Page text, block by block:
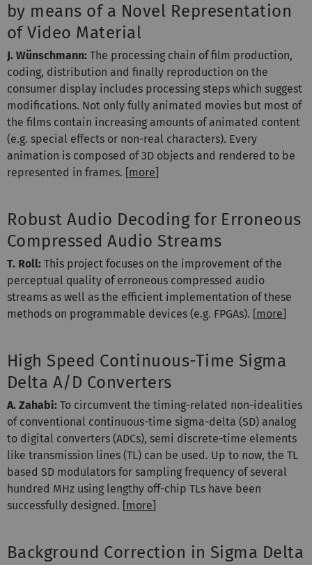
by means of a Novel Representation
of Video Material
J. Wünschmann: The processing chain of film production,
coding, distribution and finally reproduction on the
consumer display includes processing steps which suggest
modifications. Not only fully animated movies but most of
the films contain increasing amounts of animated content
(e.g. special effects or non-real characters). Every
animation is composed of 3D objects and rendered to be
represented in frames. [more]
Robust Audio Decoding for Erroneous
Compressed Audio Streams
T. Roll: This project focuses on the improvement of the
perceptual quality of erroneous compressed audio
streams as well as the efficient implementation of these
methods on programmable devices (e.g. FPGAs). [more]
High Speed Continuous-Time Sigma
Delta A/D Converters
A. Zahabi: To circumvent the timing-related non-idealities
of conventional continuous-time sigma-delta (SD) analog
to digital converters (ADCs), semi discrete-time elements
like transmission lines (TL) can be used. Up to now, the TL
based SD modulators for sampling frequency of several
hundred MHz using lengthy off-chip TLs have been
successfully designed. [more]
Background Correction in Sigma Delta